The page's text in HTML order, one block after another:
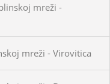
mreži -
mreži - Virovitica